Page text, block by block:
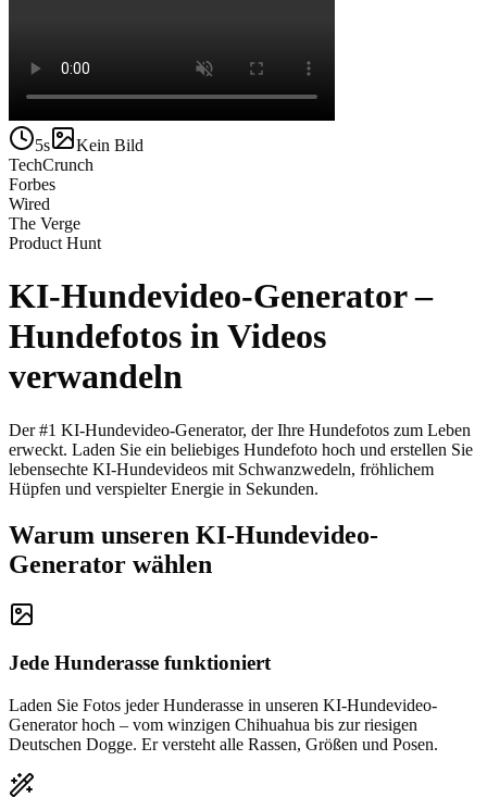
5s
Kein Bild
TechCrunch
Forbes
Wired
The Verge
Product Hunt
KI-Hundevideo-Generator –
Hundefotos in Videos
verwandeln
Der #1 KI-Hundevideo-Generator, der Ihre Hundefotos zum Leben
erweckt. Laden Sie ein beliebiges Hundefoto hoch und erstellen Sie
lebensechte KI-Hundevideos mit Schwanzwedeln, fröhlichem
Hüpfen und verspielter Energie in Sekunden.
Warum unseren KI-Hundevideo-
Generator wählen
Jede Hunderasse funktioniert
Laden Sie Fotos jeder Hunderasse in unseren KI-Hundevideo-
Generator hoch – vom winzigen Chihuahua bis zur riesigen
Deutschen Dogge. Er versteht alle Rassen, Größen und Posen.